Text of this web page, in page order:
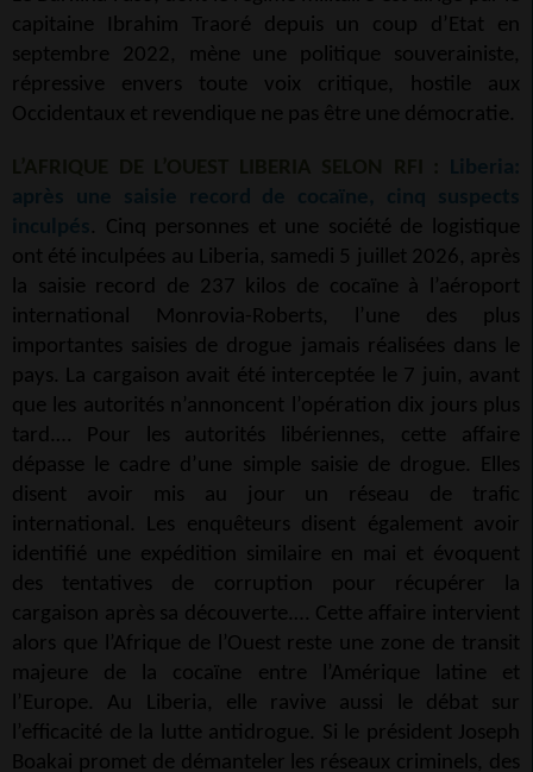
capitaine Ibrahim Traoré depuis un coup d’Etat en
septembre 2022, mène une politique souverainiste,
répressive envers toute voix critique, hostile aux
Occidentaux et revendique ne pas être une démocratie.
. Cinq personnes et une société de logistique
ont été inculpées au Liberia, samedi 5 juillet 2026, après
la saisie record de 237 kilos de cocaïne à l’aéroport
international Monrovia-Roberts, l’une des plus
importantes saisies de drogue jamais réalisées dans le
pays. La cargaison avait été interceptée le 7 juin, avant
que les autorités n’annoncent l’opération dix jours plus
tard.… Pour les autorités libériennes, cette affaire
dépasse le cadre d’une simple saisie de drogue. Elles
disent avoir mis au jour un réseau de trafic
international. Les enquêteurs disent également avoir
identifié une expédition similaire en mai et évoquent
des tentatives de corruption pour récupérer la
cargaison après sa découverte.… Cette affaire intervient
alors que l’Afrique de l’Ouest reste une zone de transit
majeure de la cocaïne entre l’Amérique latine et
l’Europe. Au Liberia, elle ravive aussi le débat sur
l’efficacité de la lutte antidrogue. Si le président Joseph
Boakai promet de démanteler les réseaux criminels, des